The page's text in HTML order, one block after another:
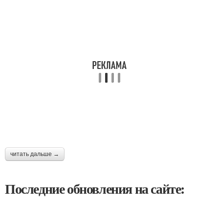
читать дальше →
Последние обновления на сайте: